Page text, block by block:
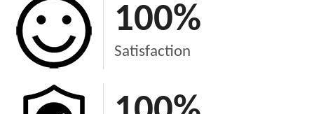
100%
Satisfaction